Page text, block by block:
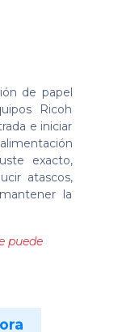
de papel
Ricoh
e iniciar
exacto,
atascos,
la
puede